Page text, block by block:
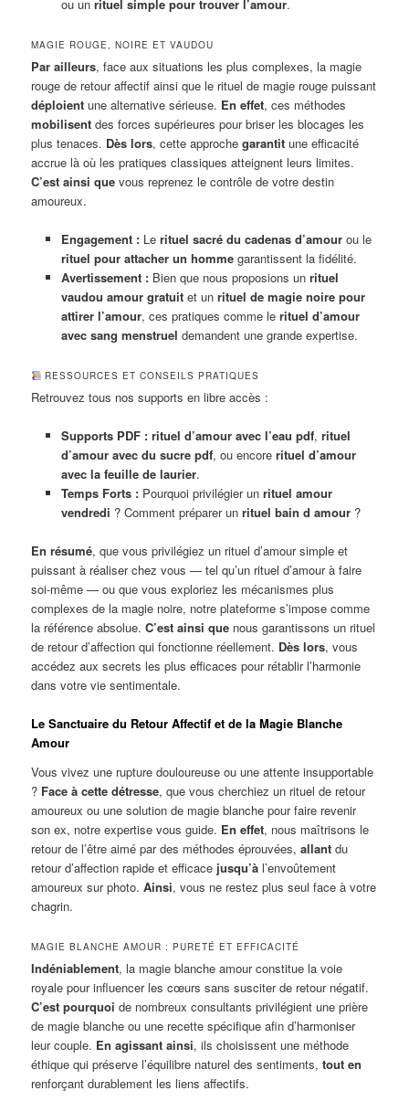
ou un rituel simple pour trouver l’amour.
MAGIE ROUGE, NOIRE ET VAUDOU
Par ailleurs, face aux situations les plus complexes, la magie
rouge de retour affectif ainsi que le rituel de magie rouge puissant
déploient une alternative sérieuse. En effet, ces méthodes
mobilisent des forces supérieures pour briser les blocages les
plus tenaces. Dès lors, cette approchegarantit une efficacité
accrue là où les pratiques classiques atteignent leurs limites.
C’est ainsi que vous reprenez le contrôle de votre destin
amoureux.
Engagement :Le rituel sacré du cadenas d’amourou le
rituel pour attacher un hommegarantissent la fidélité.
Avertissement :Bien que nous proposions un rituel
vaudou amour gratuitet un rituel de magie noire pour
attirer l’amour, ces pratiques comme le rituel d’amour
avec sang menstruel demandent une grande expertise.
RESSOURCES ET CONSEILS PRATIQUES
Retrouvez tous nos supports en libre accès :
Supports PDF : rituel d’amour avec l’eau pdf, rituel
d’amour avec du sucre pdf, ou encore rituel d’amour
avec la feuille de laurier.
Temps Forts :Pourquoi privilégier un rituel amour
vendredi ? Comment préparer un rituel bain d amour?
En résumé, que vous privilégiez un rituel d’amour simple et
puissant à réaliser chez vous — tel qu’un rituel d’amour à faire
soi-même — ou que vous exploriez les mécanismes plus
complexes de la magie noire, notre plateforme s’impose comme
la référence absolue.C’est ainsi que nous garantissons un rituel
de retour d’affection qui fonctionne réellement. Dès lors, vous
accédez aux secrets les plus efficaces pour rétablir l’harmonie
dans votre vie sentimentale.
Le Sanctuaire du Retour Affectif et de la Magie Blanche
Amour
Vous vivez une rupture douloureuse ou une attente insupportable
? Face à cette détresse, que vous cherchiez un rituel de retour
amoureux ou une solution de magie blanche pour faire revenir
son ex, notre expertise vous guide. En effet, nous maîtrisons le
retour de l’être aimé par des méthodes éprouvées,allant du
retour d’affection rapide et efficace jusqu’à l’envoûtement
amoureux sur photo.Ainsi, vous ne restez plus seul face à votre
chagrin.
MAGIE BLANCHE AMOUR : PURETÉ ET EFFICACITÉ
Indéniablement, la magie blanche amour constitue la voie
royale pour influencer les cœurs sans susciter de retour négatif.
C’est pourquoi de nombreux consultants privilégient une prière
de magie blanche ou une recette spécifique afin d’harmoniser
leur couple. En agissant ainsi, ils choisissent une méthode
éthique qui préserve l’équilibre naturel des sentiments,tout en
renforçant durablement les liens affectifs.